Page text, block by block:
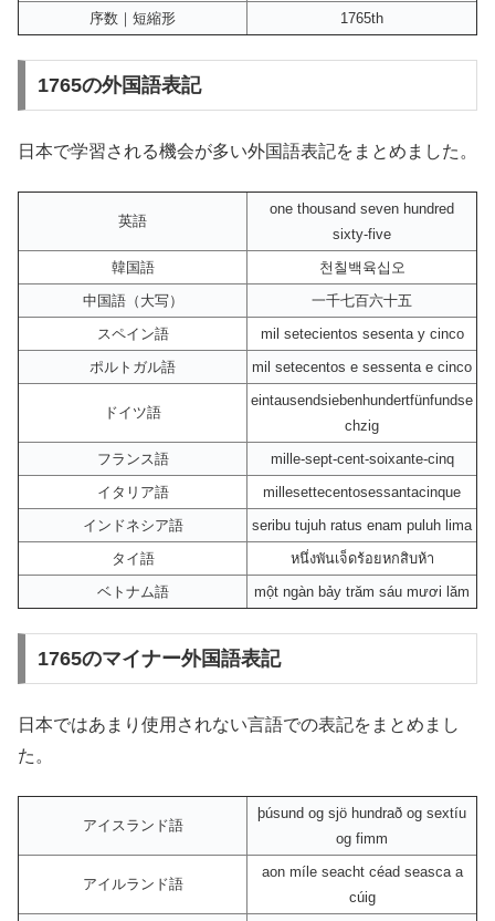
序数｜短縮形
1765th
1765の外国語表記
日本で学習される機会が多い外国語表記をまとめました。
英語
one thousand seven hundred
sixty-five
韓国語
천칠백육십오
中国語（大写）
一千七百六十五
スペイン語
mil setecientos sesenta y cinco
ポルトガル語
mil setecentos e sessenta e cinco
ドイツ語
eintausendsiebenhundertfünfundse
chzig
フランス語
mille-sept-cent-soixante-cinq
イタリア語
millesettecentosessantacinque
インドネシア語
seribu tujuh ratus enam puluh lima
タイ語
หนึ่งพันเจ็ดร้อยหกสิบห้า
ベトナム語
một ngàn bảy trăm sáu mươi lăm
1765のマイナー外国語表記
日本ではあまり使用されない言語での表記をまとめまし
た。
アイスランド語
þúsund og sjö hundrað og sextíu
og fimm
アイルランド語
aon míle seacht céad seasca a
cúig